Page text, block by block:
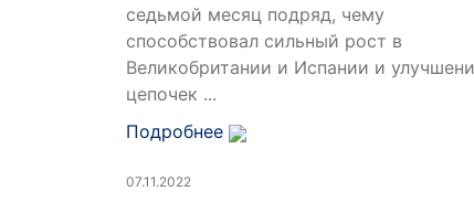
седьмой месяц подряд, чему
способствовал сильный рост в
Великобритании и Испании и
цепочек ...
Подробнее
07.11.2022